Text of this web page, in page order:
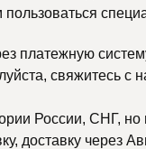
платежную
свяжитесь с
России, СНГ,
доставку через